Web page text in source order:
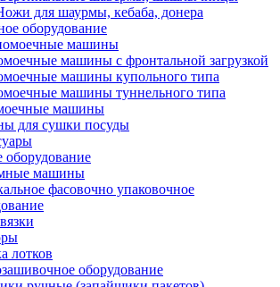
для шаурмы, кебаба, донера
оборудование
машины
машины с фронтальной загрузкой
машины купольного типа
машины туннельного типа
машины
для сушки посуды
оборудование
машины
фасовочно упаковочное
лотков
оборудование